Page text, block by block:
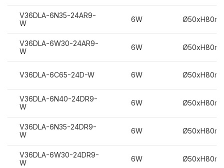
V36DLA-6N35-24AR9-
W
6W
V36DLA-6W30-24AR9-
W
6W
V36DLA-6C65-24D-W 6W
V36DLA-6N40-24DR9-
W
6W
V36DLA-6N35-24DR9-
W
6W
V36DLA-6W30-24DR9-
W
6W